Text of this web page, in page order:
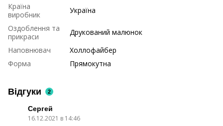
Країна
виробник
Україна
Оздоблення та
прикраси
Друкований малюнок
Наповнювач
Холлофайбер
Форма
Прямокутна
Відгуки 2
Сергей
16.12.2021 в 14:46